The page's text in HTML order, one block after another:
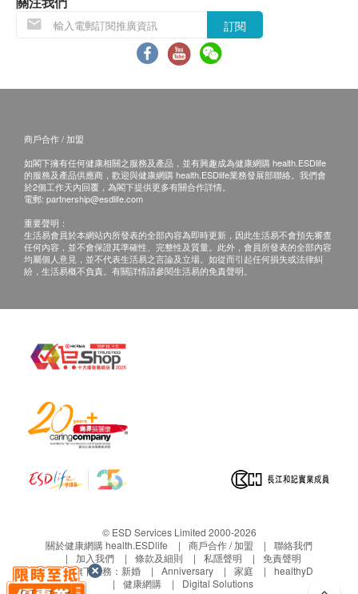
短信息內，點擊鏈接即可查看電子報告。
預留E-mail，招商局仁和厚德醫療管理（深圳）有限公
司德正門診部會在報告完成後發送至客人電郵地址。
預留郵寄地址，招商局仁和厚德醫療管理（深圳）有限
渠道：
電話：+86 13670018171；微信：+86
13670018171），醫生會按預約時間主動聯絡客戶。
當面講解：需至少提前1個工作日預約具體時間（聯絡
電話：+86 13670018171；微信：+86
13670018171），體檢客戶在約定時間到招商局仁和厚
德醫療管理（深圳）有限公司德正門診部聼醫生當面講
解。如預約當面講解，以下地點可供選擇：
元
三、免責聲明
如有爭議，健康網購health.ESDlife及招商局仁和厚德
權。
所有健康檢查/服務並非作為醫務診斷或治療用途。當閣
下身體健康出現任何疾病徵兆時，應立即諮詢有認可資
格的醫生，作出診斷及治療。
本服務/產品由商戶提供。生活易【健康網購
health.ESDlife】並沒有經營或提供本服務/產品。有關
health.ESDlife概不負責。一切有關的索償或查詢，須
向提供服務之體檢中心或商戶提出。
訂閱
商戶合作 / 加盟
如閣下擁有任何健康相關之服務及產品，並有興趣成為健康網購 health.ESDlife
的服務及產品供應商，歡迎與健康網購 health.ESDlife業務發展部聯絡。我們會
於2個工作天內回覆，為閣下提供更多有關合作詳情。
電郵: partnership@esdlife.com
重要聲明：
生活易會員於本網站內所發表的全部內容為即時更新，因此生活易不會預先審查
任何內容，並不會保證其準確性、完整性及質量。此外，會員所發表的全部內容
均屬個人意見，並不代表生活易之言論及立場。如從而引起任何損失或法律糾
紛，生活易概不負責。有關詳情請參閱生活易的免責聲明。
© ESD Services Limited 2000-2026
關於健康網購 health.ESDlife
商戶合作 / 加盟
聯絡我們
加入我們
條款及細則 私隱聲明
免責聲明
生活易旗下業務： 新婚 Anniversary 家庭
healthyD
健康網購
Digital Solutions